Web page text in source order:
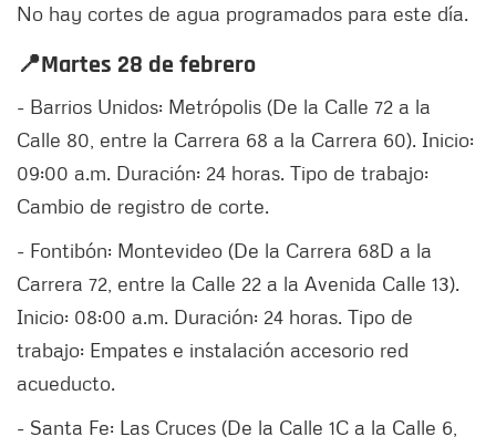
No hay cortes de agua programados para este día.
📍Martes 28 de febrero
- Barrios Unidos: Metrópolis (De la Calle 72 a la
Calle 80, entre la Carrera 68 a la Carrera 60). Inicio:
09:00 a.m. Duración: 24 horas. Tipo de trabajo:
Cambio de registro de corte.
- Fontibón: Montevideo (De la Carrera 68D a la
Carrera 72, entre la Calle 22 a la Avenida Calle 13).
Inicio: 08:00 a.m. Duración: 24 horas. Tipo de
trabajo: Empates e instalación accesorio red
acueducto.
- Santa Fe: Las Cruces (De la Calle 1C a la Calle 6,